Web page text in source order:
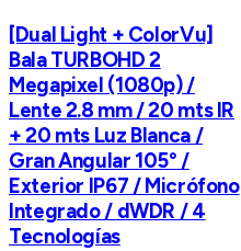
[Dual Light + ColorVu]
Bala TURBOHD 2
Megapixel (1080p) /
Lente 2.8 mm / 20 mts IR
+ 20 mts Luz Blanca /
Gran Angular 105° /
Exterior IP67 / Micrófono
Integrado / dWDR / 4
Tecnologías